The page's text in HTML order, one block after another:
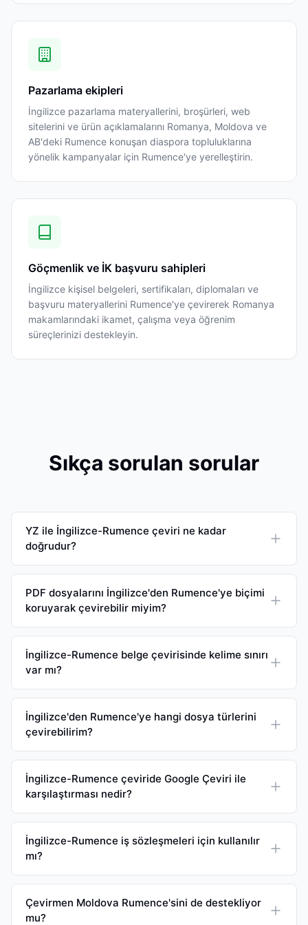
Pazarlama ekipleri
İngilizce pazarlama materyallerini, broşürleri, web
sitelerini ve ürün açıklamalarını Romanya, Moldova ve
AB'deki Rumence konuşan diaspora topluluklarına
yönelik kampanyalar için Rumence'ye yerelleştirin.
Göçmenlik ve İK başvuru sahipleri
İngilizce kişisel belgeleri, sertifikaları, diplomaları ve
başvuru materyallerini Rumence'ye çevirerek Romanya
makamlarındaki ikamet, çalışma veya öğrenim
süreçlerinizi destekleyin.
Sıkça sorulan sorular
YZ ile İngilizce-Rumence çeviri ne kadar
doğrudur?
PDF dosyalarını İngilizce'den Rumence'ye biçimi
koruyarak çevirebilir miyim?
İngilizce-Rumence belge çevirisinde kelime sınırı
var mı?
İngilizce'den Rumence'ye hangi dosya türlerini
çevirebilirim?
İngilizce-Rumence çeviride Google Çeviri ile
karşılaştırması nedir?
İngilizce-Rumence iş sözleşmeleri için kullanılır
mı?
Çevirmen Moldova Rumence'sini de destekliyor
mu?